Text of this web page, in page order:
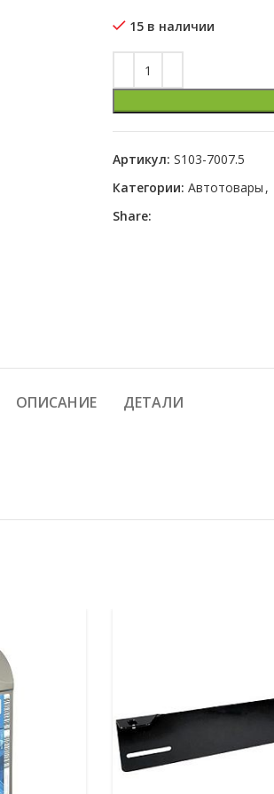
15 в наличии
Артикул: S103-7007.5
Категории: Автотовары ,
Share:
ОПИСАНИЕ ДЕТАЛИ